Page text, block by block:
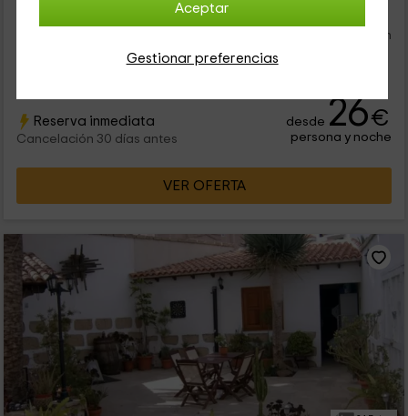
Aceptar
Gestionar preferencias
Esta casa es el espacio perfecto que necesitas para
desconectar dentro de la isla de Tenerife y concretamente, en
la población de Granadilla de Abona. Se trata de una
Reserva inmediata
Cancelación 30 días antes
desde 26€
persona y noche
VER OFERTA